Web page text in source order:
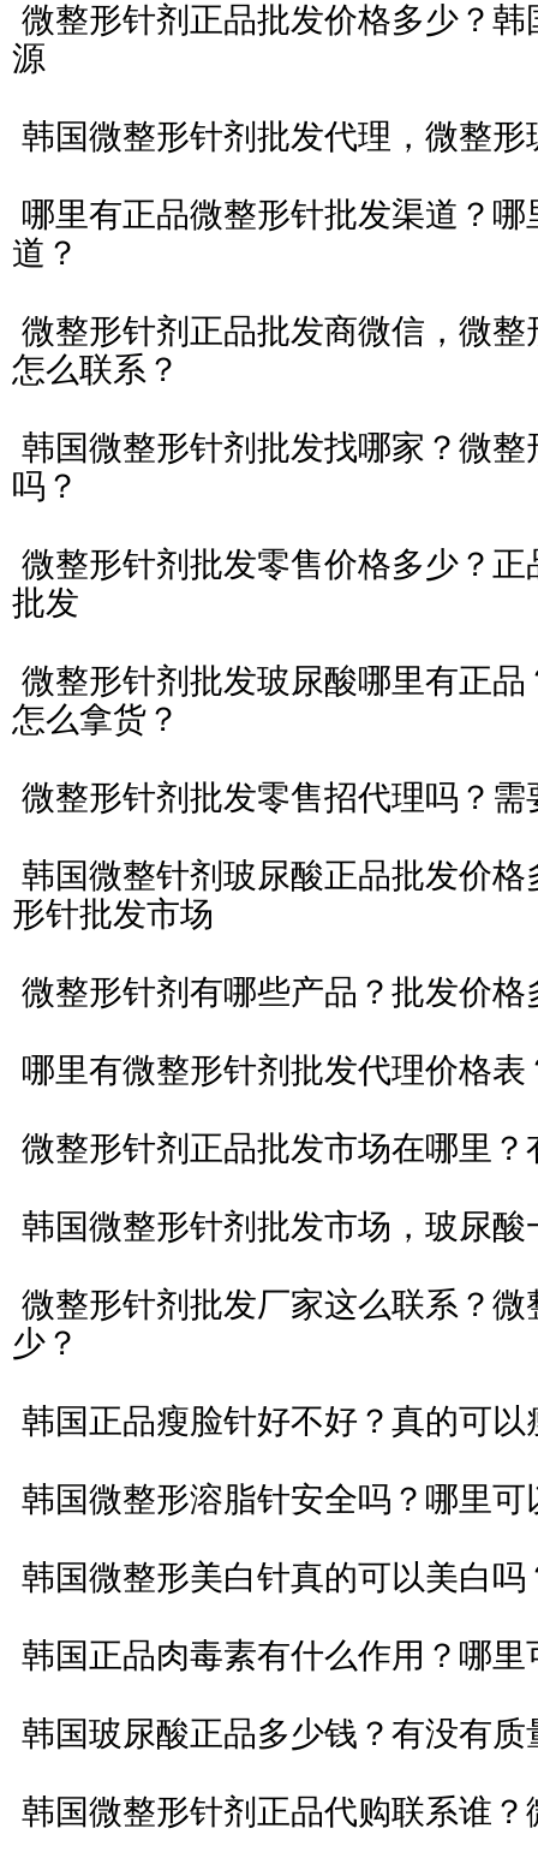
微整形针剂正品批发价格多少？
源
韩国微整形针剂批发代理，微整
哪里有正品微整形针批发渠道？
道？
微整形针剂正品批发商微信，微
怎么联系？
韩国微整形针剂批发找哪家？微
吗？
微整形针剂批发零售价格多少？
批发
微整形针剂批发玻尿酸哪里有正
怎么拿货？
微整形针剂批发零售招代理吗？需
韩国微整针剂玻尿酸正品批发价
形针批发市场
微整形针剂有哪些产品？批发价格
哪里有微整形针剂批发代理价格表
微整形针剂正品批发市场在哪里
韩国微整形针剂批发市场，玻尿酸
微整形针剂批发厂家这么联系？
少？
韩国正品瘦脸针好不好？真的可以
韩国微整形溶脂针安全吗？哪里可
韩国微整形美白针真的可以美白
韩国正品肉毒素有什么作用？哪
韩国玻尿酸正品多少钱？有没有质
韩国微整形针剂正品代购联系谁？